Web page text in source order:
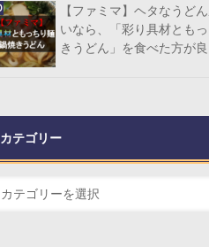
【ファミマ】ヘタなうど
いなら、「彩り具材とも
きうどん」を食べた方が良
カテゴリー